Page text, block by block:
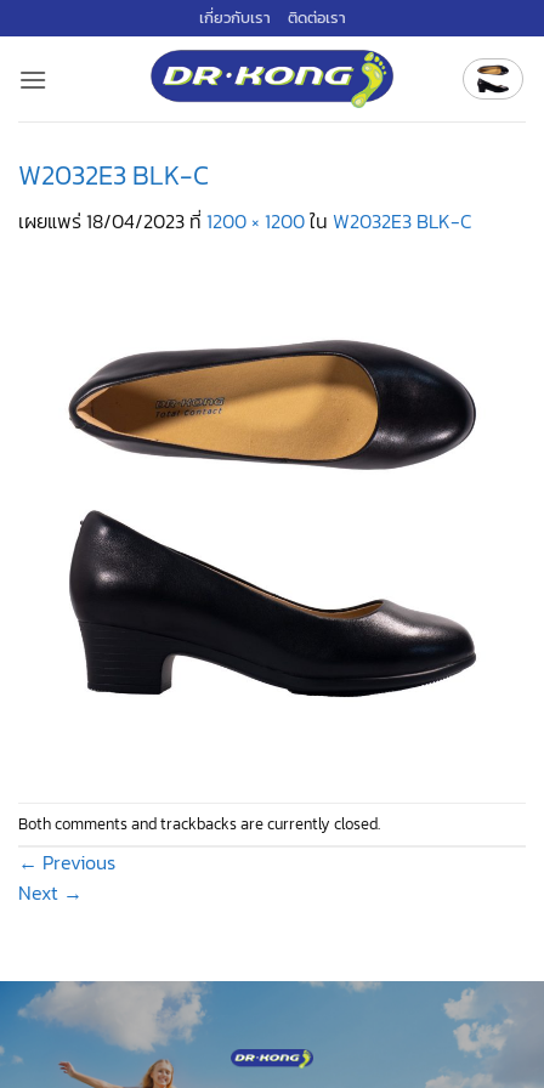
ไป
เกี่ยวกับเรา ติดต่อเรา
W2032E3 BLK-C
เผยแพร่18/04/2023 ที่ 1200 × 1200ใน W2032E3 BLK-C
Both comments and trackbacks are currently closed.
← Previous
Next →